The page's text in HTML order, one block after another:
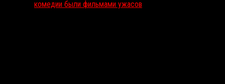
комедии были фильмами ужасов